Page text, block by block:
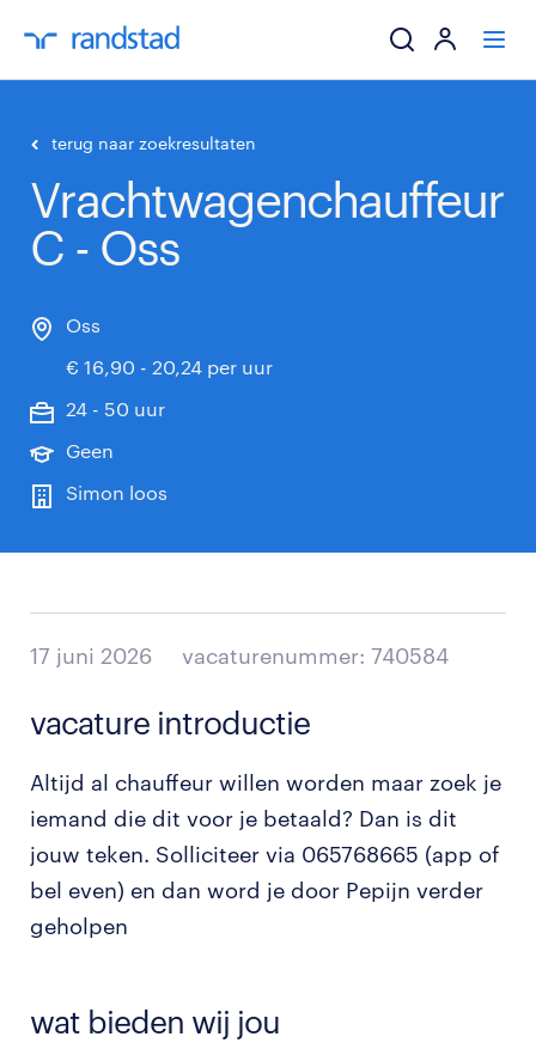
werkgevers
terug naar zoekresultaten
Vrachtwagenchauffeur
C - Oss
Oss
€ 16,90 - 20,24 per uur
24 - 50 uur
Geen
Simon loos
17 juni 2026 vacaturenummer: 740584
vacature introductie
Altijd al chauffeur willen worden maar zoek je
iemand die dit voor je betaald? Dan is dit
jouw teken. Solliciteer via 065768665 (app of
bel even) en dan word je door Pepijn verder
geholpen
wat bieden wij jou